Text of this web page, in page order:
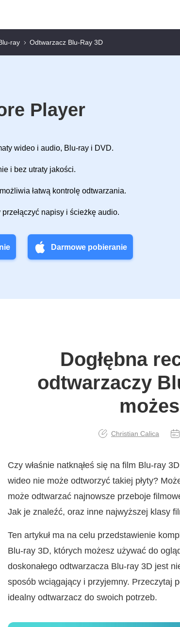
ray Odtwarzacz Blu-Ray 3D
Player
wideo i audio, Blu-ray i DVD.
i bez utraty jakości.
łatwą kontrolę odtwarzania.
napisy i ścieżkę audio.
Darmowe pobieranie
Dogłębna
odtwarzaczy
Christian Calica
Czy właśnie natknąłeś się na film Blu-ray
wideo nie może odtworzyć takiej płyty?
może odtwarzać najnowsze przeboje
Jak je znaleźć, oraz inne najwyższej klasy
Ten artykuł ma na celu przedstawienie
Blu-ray 3D, których możesz używać do
doskonałego odtwarzacza Blu-ray 3D jest
sposób wciągający i przyjemny. Przeczytaj
idealny odtwarzacz do swoich potrzeb.